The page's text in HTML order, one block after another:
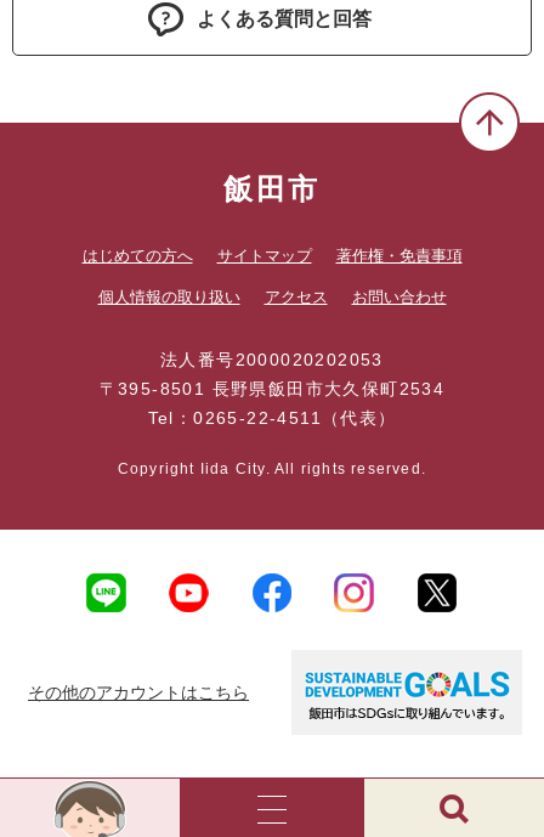
よくある質問と回答
飯田市
はじめての方へ サイトマップ 著作権・免責事項
個人情報の取り扱い アクセス お問い合わせ
法人番号2000020202053
〒395-8501 長野県飯田市大久保町2534
Tel：0265-22-4511（代表）
Copyright Iida City. All rights reserved.
その他のアカウントはこちら